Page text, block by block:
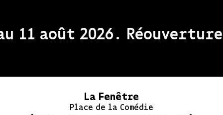
11 août 2026.
La Fenêtre
Place de la Comédie